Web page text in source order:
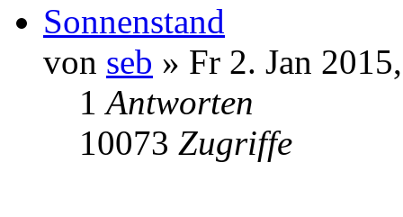
Sonnenstand
von seb » Fr 2. Jan
1Antworten
10073 Zugriffe